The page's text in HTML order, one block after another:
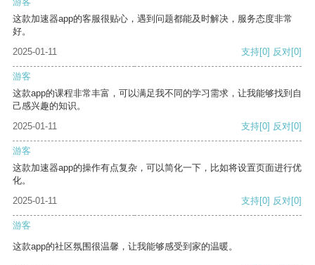
这款加速器app的客服很贴心，遇到问题都能及时解决，服务态度非常
好。
2025-01-11
支持[0] 反对[0]
游客
这款app的课程非常丰富，可以满足我不同的学习需求，让我能够找到自
己感兴趣的知识。
2025-01-11
支持[0] 反对[0]
游客
这款加速器app的操作有点复杂，可以简化一下，比如将设置页面进行优
化。
2025-01-11
支持[0] 反对[0]
游客
这款app的社区氛围很温馨，让我能够感受到家的温暖。